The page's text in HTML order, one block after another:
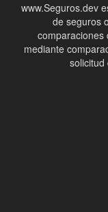
www.Seguros.dev
de seguros
comparaciones
mediante
solicitud